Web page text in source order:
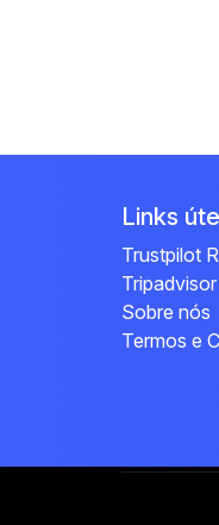
Links
Trustpilot
Sobre nós
Termos e